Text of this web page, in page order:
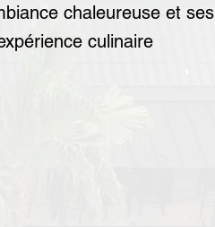
chaleureuse et ses
culinaire